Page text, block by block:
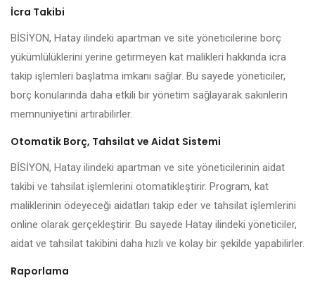
İcra Takibi
BİSİYON, Hatay ilindeki apartman ve site yöneticilerine borç
yükümlülüklerini yerine getirmeyen kat malikleri hakkında icra
takip işlemleri başlatma imkanı sağlar. Bu sayede yöneticiler,
borç konularında daha etkili bir yönetim sağlayarak sakinlerin
memnuniyetini artırabilirler.
Otomatik Borç, Tahsilat ve Aidat Sistemi
BİSİYON, Hatay ilindeki apartman ve site yöneticilerinin aidat
takibi ve tahsilat işlemlerini otomatikleştirir. Program, kat
maliklerinin ödeyeceği aidatları takip eder ve tahsilat işlemlerini
online olarak gerçekleştirir. Bu sayede Hatay ilindeki yöneticiler,
aidat ve tahsilat takibini daha hızlı ve kolay bir şekilde yapabilirler.
Raporlama